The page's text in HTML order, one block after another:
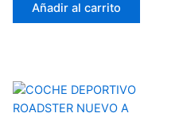
Añadir al carrito